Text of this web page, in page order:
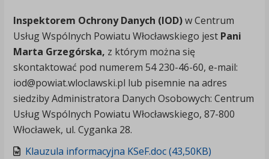
Inspektorem Ochrony Danych (IOD)w Centrum
Usług Wspólnych Powiatu Włocławskiego jest Pani
Marta Grzegórska, z którym można się
skontaktować pod numerem 54 230-46-60, e-mail:
iod@powiat.wloclawski.pl lub pisemnie na adres
siedziby Administratora Danych Osobowych: Centrum
Usług Wspólnych Powiatu Włocławskiego, 87-800
Włocławek, ul. Cyganka 28.
Klauzula informacyjna KSeF.doc (43,50KB)